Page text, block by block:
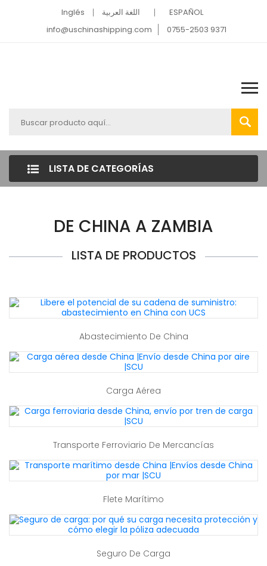
Inglés اللغة العربية
ESPAÑOL
info@uschinashipping.com
0755-2503 9371
LISTA DE CATEGORÍAS
DE CHINA A ZAMBIA
LISTA DE PRODUCTOS
Abastecimiento De China
Carga Aérea
Transporte Ferroviario De Mercancías
Flete Marítimo
Seguro De Carga